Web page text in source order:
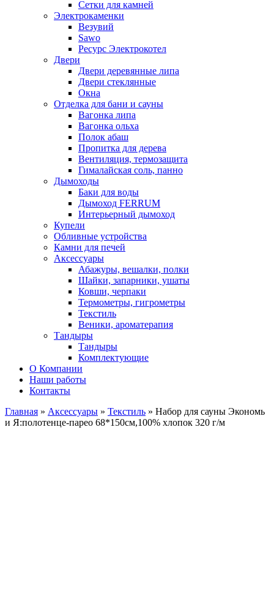
Сетки для камней
Электрокаменки
Везувий
Sawo
Ресурс Электрокотел
Двери
Двери деревянные липа
Двери стеклянные
Окна
Отделка для бани и сауны
Вагонка липа
Вагонка ольха
Полок абаш
Пропитка для дерева
Вентиляция, термозащита
Гималайская соль, панно
Дымоходы
Баки для воды
Дымоход FERRUM
Интерьерный дымоход
Купели
Обливные устройства
Камни для печей
Аксессуары
Абажуры, вешалки, полки
Шайки, запарники, ушаты
Ковши, черпаки
Термометры, гигрометры
Текстиль
Веники, ароматерапия
Тандыры
Тандыры
Комплектующие
О Компании
Наши работы
Контакты
Главная » Аксессуары » Текстиль » Набор для сауны Экономь
и Я:полотенце-парео 68*150см,100% хлопок 320 г/м